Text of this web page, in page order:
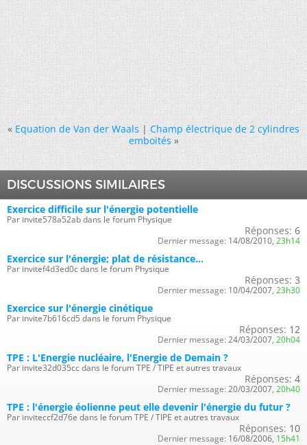
« Equation de Van der Waals|Champ électrique de 2 cylindres
emboités »
DISCUSSIONS SIMILAIRES
Exercice difficile sur l'énergie potentielle
Par invite578a52ab dans le forum Physique
Réponses: 6
Dernier message: 14/08/2010, 23h14
Exercice sur l'énergie; plat de résistance...
Par invitef4d3ed0c dans le forum Physique
Réponses: 3
Dernier message: 10/04/2007, 23h30
Exercice sur l'énergie cinétique
Par invite7b616cd5 dans le forum Physique
Réponses: 12
Dernier message: 24/03/2007, 20h04
TPE : L'Energie nucléaire, l'Energie de Demain ?
Par invite32d035cc dans le forum TPE / TIPE et autres travaux
Réponses: 4
Dernier message: 20/03/2007, 20h40
TPE : l'énergie éolienne peut elle devenir l'énergie du futur ?
Par inviteccf2d76e dans le forum TPE / TIPE et autres travaux
Réponses: 10
Dernier message: 16/08/2006, 15h41